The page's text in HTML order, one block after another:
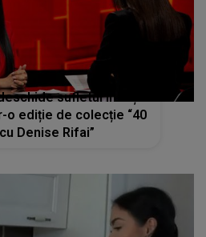
sufletul în fața
ediție de colecție “40
Denise Rifai”